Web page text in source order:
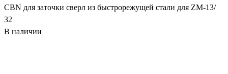
CBN для заточки сверл из быстрорежущей стали для ZM-13/
32
В наличии